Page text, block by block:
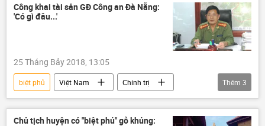
Công khai tài sản GĐ Công an Đà Nẵng:
'Có gì đâu...'
25 Tháng Bảy 2018, 13:05
biệt phủ Việt Nam
Chính trị
Lê Văn Tam
Trương Quang Nghĩa
Công an TP Đà Nẵng
Thêm 3
Chủ tịch huyện có "biệt phủ" gỗ khủng: